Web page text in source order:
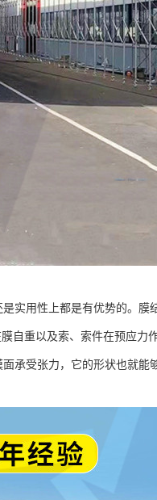
实用性上都是有优势的。膜
自重以及索、索件在预应力
承受张力，它的形状也就能